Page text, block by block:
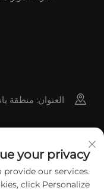
العنوان: منطقة
8615006666497
[email protected]
your privacy
our services.
click Personalize